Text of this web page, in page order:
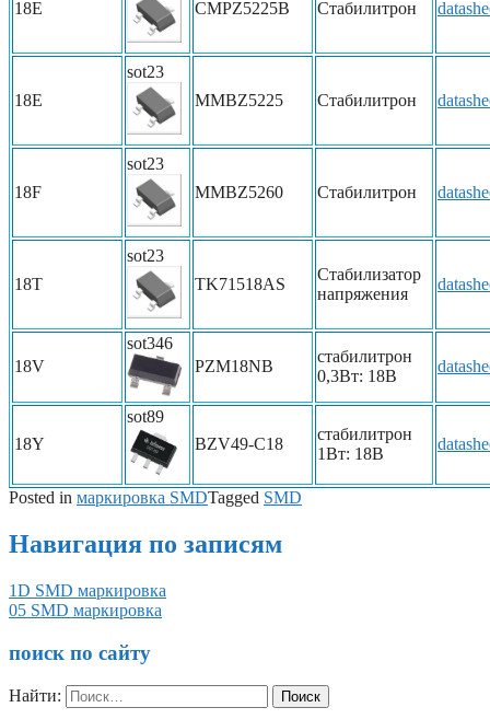
18E
CMPZ5225B
Стабилитрон
18E
sot23
MMBZ5225
Стабилитрон
18F
sot23
MMBZ5260
Стабилитрон
18T
sot23
TK71518AS
Стабилизатор
напряжения
18V
sot346
PZM18NB
стабилитрон
0,3Вт: 18В
18Y
sot89
BZV49-C18
стабилитрон
1Вт: 18В
Posted in маркировка SMDTagged SMD
Навигация по записям
1D SMD маркировка
05 SMD маркировка
поиск по сайту
Найти: